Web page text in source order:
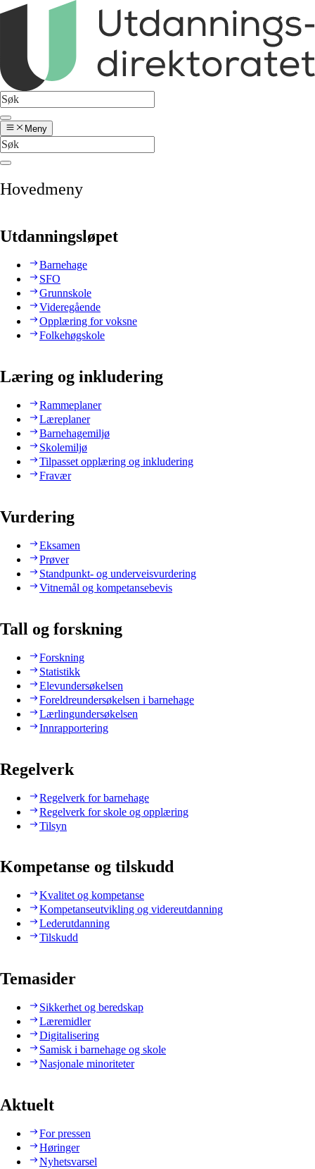
Meny
Hovedmeny
Utdanningsløpet
Barnehage
SFO
Grunnskole
Videregående
Opplæring for voksne
Folkehøgskole
Læring og inkludering
Rammeplaner
Læreplaner
Barnehagemiljø
Skolemiljø
Tilpasset opplæring og inkludering
Fravær
Vurdering
Eksamen
Prøver
Standpunkt- og underveisvurdering
Vitnemål og kompetansebevis
Tall og forskning
Forskning
Statistikk
Elevundersøkelsen
Foreldreundersøkelsen i barnehage
Lærlingundersøkelsen
Innrapportering
Regelverk
Regelverk for barnehage
Regelverk for skole og opplæring
Tilsyn
Kompetanse og tilskudd
Kvalitet og kompetanse
Kompetanseutvikling og videreutdanning
Lederutdanning
Tilskudd
Temasider
Sikkerhet og beredskap
Læremidler
Digitalisering
Samisk i barnehage og skole
Nasjonale minoriteter
Aktuelt
For pressen
Høringer
Nyhetsvarsel